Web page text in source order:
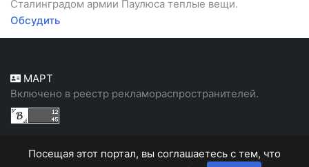
Сталинградом армии Паулюса теплые вещи.
Обсудить
МАРТ
Включено в реестр рекламораспространителей.
Посещая этот портал, вы соглашаетесь с тем, что